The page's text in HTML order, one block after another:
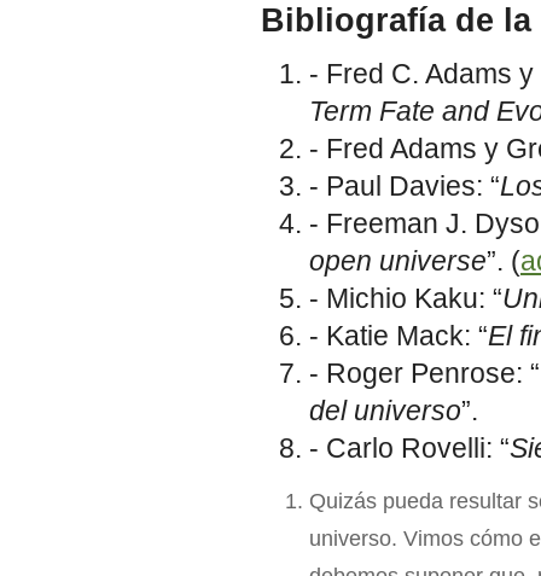
Bibliografía de la
- Fred C. Adams
Term Fate and
- Fred Adams y
- Paul Davies: “
- Freeman J.
open universe”. (
- Michio Kaku: “
- Katie Mack: “El
- Roger Penrose: “
del universo”.
- Carlo Rovelli: “
Quizás pueda resultar
universo. Vimos cómo